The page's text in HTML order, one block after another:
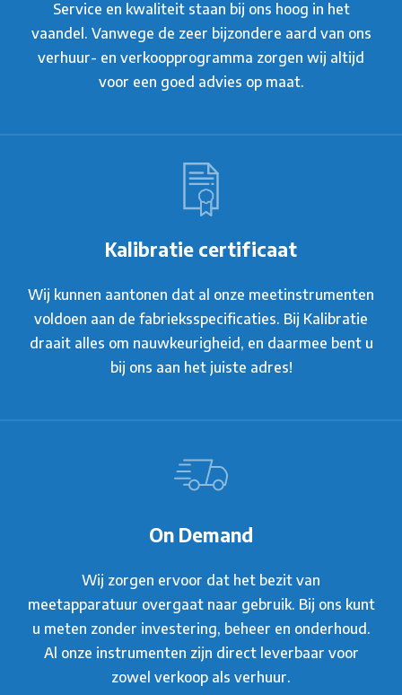
Service en kwaliteit staan bij ons hoog in het
vaandel. Vanwege de zeer bijzondere aard van ons
verhuur- en verkoopprogramma zorgen wij altijd
voor een goed advies op maat.
Kalibratie certificaat
Wij kunnen aantonen dat al onze meetinstrumenten
voldoen aan de fabrieksspecificaties. Bij Kalibratie
draait alles om nauwkeurigheid, en daarmee bent u
bij ons aan het juiste adres!
On Demand
Wij zorgen ervoor dat het bezit van
meetapparatuur overgaat naar gebruik. Bij ons kunt
u meten zonder investering, beheer en onderhoud.
Al onze instrumenten zijn direct leverbaar voor
zowel verkoop als verhuur.